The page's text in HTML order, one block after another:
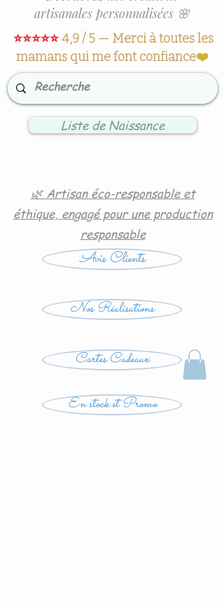
artisanales personnalisées 🌸
⭐⭐⭐⭐⭐4,9 / 5 — Merci à toutes les
mamans qui me font confiance❤️
Liste de Naissance
🌿 Artisan éco-responsable et
éthique, engagé pour une production
responsable
Avis Clients
Nos Réalisations
Cartes Cadeaux
En stock et Promo